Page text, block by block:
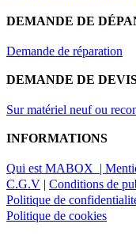
DEMANDE DE
Demande de réparation
DEMANDE DE
Sur matériel neuf ou
INFORMATIONS
Qui est MABOX |
C.G.V | Conditions de
Politique de
Politique de cookies